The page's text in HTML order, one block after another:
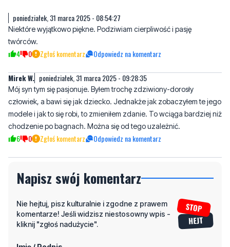
4 0 Zgłoś komentarz Odpowiedz na komentarz
Mirek W.
Mój syn tym się pasjonuje. Byłem trochę zdziwiony-dorosły
modele i jak to się robi, to zmieniłem zdanie. To wciąga bardziej niż
chodzenie po bagnach. Można się od tego uzależnić.
6 0 Zgłoś komentarz Odpowiedz na komentarz
Napisz swój komentarz
komentarze! Jeśli widzisz niestosowny wpis -
kliknij "zgłoś nadużycie".
Imię / Podpis
Odpowiedz